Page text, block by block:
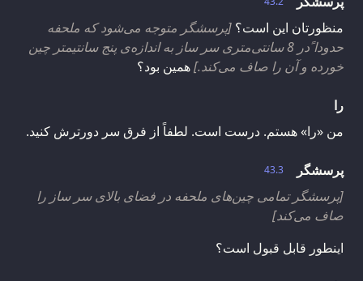
منظورتان این است؟ [پرسشگر متوجه می‌شود که ملحفه
حدودا ًدر 8 سانتی‌متری سر ساز به اندازه‌ی پنج سانتیمتر چین
خورده و آن را صاف می‌کند.]همین بود؟
را
من «را» هستم. درست است. لطفاً از فرق سر دورترش کنید.
43.3
پرسشگر
[پرسشگر تمامی چین‌های ملحفه در فضای بالای سر ساز را
صاف می‌کند]
اینطور قابل قبول است؟